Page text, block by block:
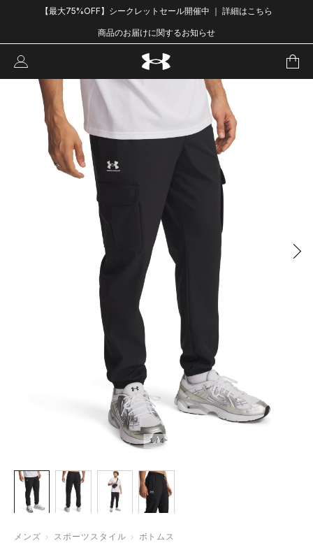
【最大75%OFF】シークレットセール開催中 ｜ 詳細はこちら
商品のお届けに関するお知らせ
1 /4
メンズ スポーツスタイル ボトムス